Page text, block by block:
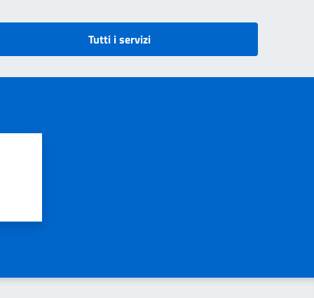
Tutti i servizi